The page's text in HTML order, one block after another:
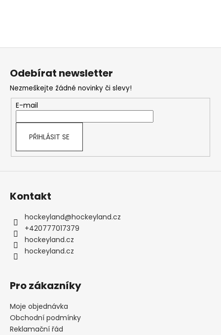
Z
Odebírat newsletter
Nezmeškejte žádné novinky či slevy!
E-mail
PŘIHLÁSIT SE
Kontakt
hockeyland@hockeyland.cz
+420777017379
hockeyland.cz
hockeyland.cz
Pro zákazníky
Moje objednávka
Obchodní podmínky
Reklamační řád